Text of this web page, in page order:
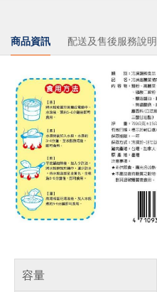
商品資訊 配送及售後服務說明
容量